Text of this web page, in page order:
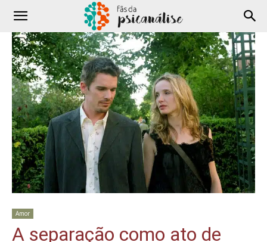
Amor
A separação como ato de